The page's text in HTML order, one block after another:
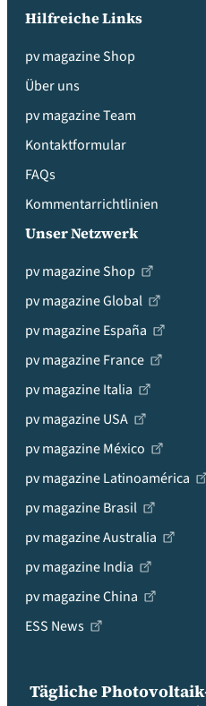
Hilfreiche Links
pv magazine Shop
Über uns
pv magazine Team
Kontaktformular
FAQs
Kommentarrichtlinien
Unser Netzwerk
pv magazine Shop
pv magazine Global
pv magazine España
pv magazine France
pv magazine Italia
pv magazine USA
pv magazine México
pv magazine Latinoamérica
pv magazine Brasil
pv magazine Australia
pv magazine India
pv magazine China
ESS News
Tägliche